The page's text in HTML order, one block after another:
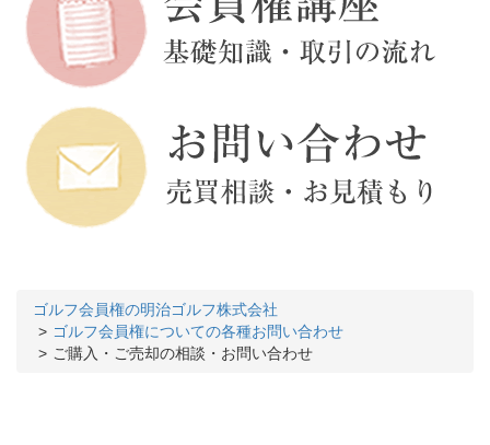
ゴルフ会員権の明治ゴルフ株式会社
ゴルフ会員権についての各種お問い合わせ
ご購入・ご売却の相談・お問い合わせ